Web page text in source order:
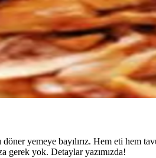
döner yemeye bayılırız. Hem eti
gerek yok. Detaylar yazımızda!